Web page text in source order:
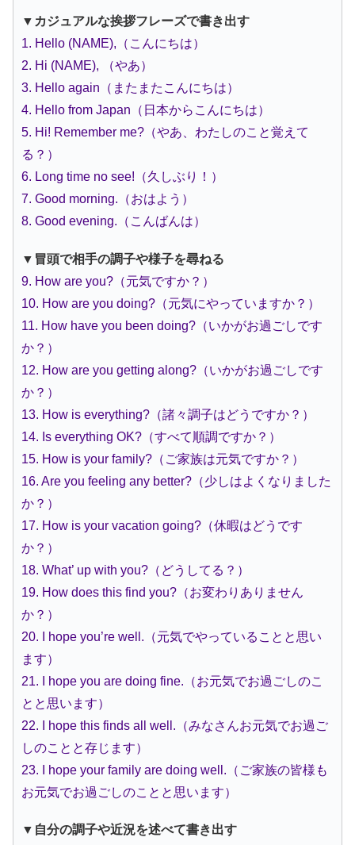
▼カジュアルな挨拶フレーズで書き出す
1. Hello (NAME),（こんにちは）
2. Hi (NAME), （やあ）
3. Hello again（またまたこんにちは）
4. Hello from Japan（日本からこんにちは）
5. Hi! Remember me?（やあ、わたしのこと覚えて
る？）
6. Long time no see!（久しぶり！）
7. Good morning.（おはよう）
8. Good evening.（こんばんは）
▼冒頭で相手の調子や様子を尋ねる
9. How are you?（元気ですか？）
10. How are you doing?（元気にやっていますか？）
11. How have you been doing?（いかがお過ごしです
か？）
12. How are you getting along?（いかがお過ごしです
か？）
13. How is everything?（諸々調子はどうですか？）
14. Is everything OK?（すべて順調ですか？）
15. How is your family?（ご家族は元気ですか？）
16. Are you feeling any better?（少しはよくなりました
か？）
17. How is your vacation going?（休暇はどうです
か？）
18. What’ up with you?（どうしてる？）
19. How does this find you?（お変わりありません
か？）
20. I hope you’re well.（元気でやっていることと思い
ます）
21. I hope you are doing fine.（お元気でお過ごしのこ
とと思います）
22. I hope this finds all well.（みなさんお元気でお過ご
しのことと存じます）
23. I hope your family are doing well.（ご家族の皆様も
お元気でお過ごしのことと思います）
▼自分の調子や近況を述べて書き出す